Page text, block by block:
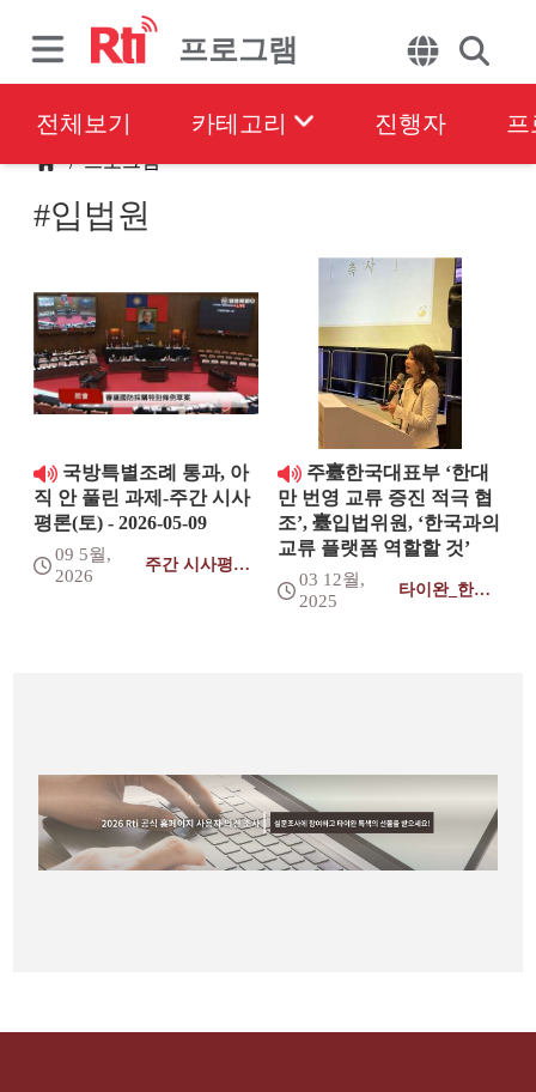
프로그램
전체보기 카테고리 진행자
/프로그램
#입법원
국방특별조례 통과, 아
직 안 풀린 과제-주간 시사
평론(토) - 2026-05-09
09 5월,
2026
주간 시사평론
주臺한국대표부 ‘한대
만 번영 교류 증진 적극 협
조’, 臺입법위원, ‘한국과의
교류 플랫폼 역할할 것’
03 12월,
2025
타이완_한국